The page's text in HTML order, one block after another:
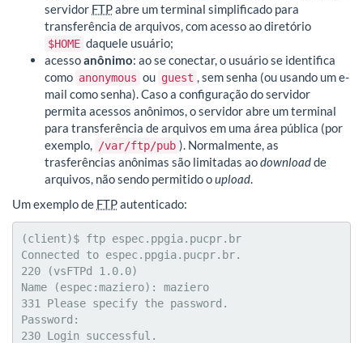
servidor FTPabre um terminal simplificado para
transferência de arquivos, com acesso ao diretório
$HOME daquele usuário;
acessoanônimo: ao se conectar, o usuário se identifica
como anonymous ou guest , sem senha (ou usando um e-
mail como senha). Caso a configuração do servidor
permita acessos anônimos, o servidor abre um terminal
para transferência de arquivos em uma área pública (por
exemplo, /var/ftp/pub ). Normalmente, as
trasferências anônimas são limitadas aodownloadde
arquivos, não sendo permitido oupload.
Um exemplo de FTPautenticado:
(client)$ ftp espec.ppgia.pucpr.br
Connected to espec.ppgia.pucpr.br.
220 (vsFTPd 1.0.0)
Name (espec:maziero): maziero
331 Please specify the password.
Password:
230 Login successful.